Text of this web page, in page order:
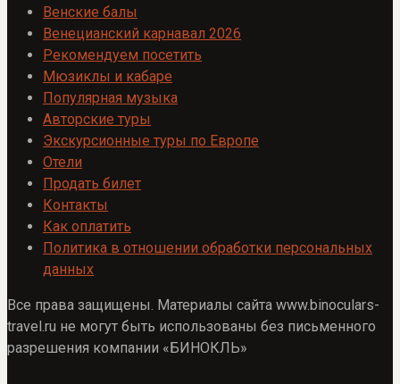
Венские балы
Венецианский карнавал 2026
Рекомендуем посетить
Мюзиклы и кабаре
Популярная музыка
Авторские туры
Экскурсионные туры по Европе
Отели
Продать билет
Контакты
Как оплатить
Политика в отношении обработки персональных
данных
Все права защищены. Материалы сайта www.binoculars-
travel.ru не могут быть использованы без письменного
разрешения компании «БИНОКЛЬ»